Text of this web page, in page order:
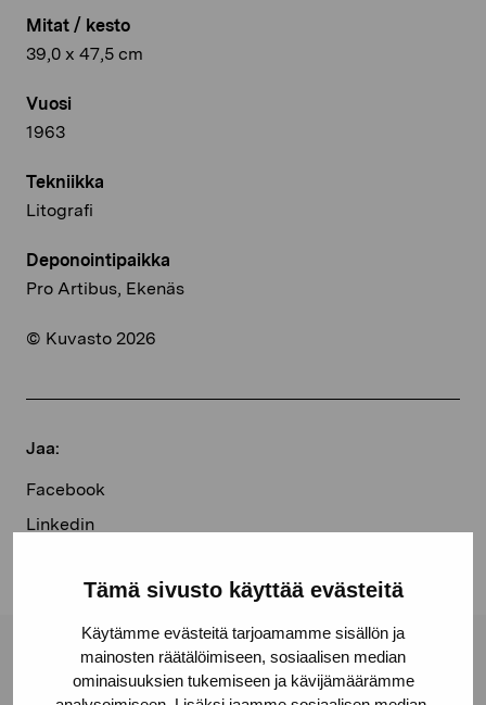
Tämä sivusto käyttää evästeitä
Käytämme evästeitä tarjoamamme sisällön ja
mainosten räätälöimiseen, sosiaalisen median
ominaisuuksien tukemiseen ja kävijämäärämme
Mitat / kesto
39,0 x 47,5 cm
Vuosi
1963
Tekniikka
Litografi
Deponointipaikka
Pro Artibus, Ekenäs
© Kuvasto 2026
Jaa:
Facebook
Linkedin
Pro Artibus -säätiö